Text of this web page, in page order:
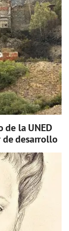
de la UNED
de desarrollo